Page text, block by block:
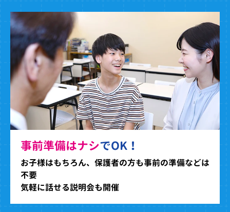
事前準備はナシでOK！
お子様はもちろん、保護者の方も事前の準備などは
不要
気軽に話せる説明会も開催